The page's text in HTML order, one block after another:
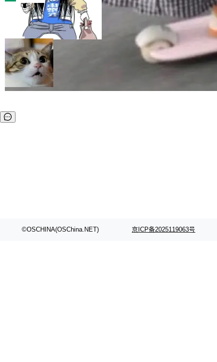
装完即用。 开源地址：Gitee · GitCode · GitHu
b 安装 支持 Java 8+（8~26）、macOS / Linu
x / Windows / Harmony PC。 # macOS / Linu
x / Harmony PC curl -fsSL https://solon.noea
r.org/solon...
体。企业级代码仓库通常包含数十万乃至数百万
个文件，其规模远超单次模型调用可承载的上下
文窗口。随着项目规模的持续扩张与代码历史的
不断累积，代码仓中的模块关系、接口契约、业
务逻辑等关键信息往往分散于数十乃至数百个文
件之中，形成高度复杂的知识关联网络。传统的
代码检索手段（如关键词匹配、目录遍历）仅能
在语法层面完成文本定位，难以触及代码的语义
理解大规模代码仓时面临显著"代码仓理解"瓶
颈。 代码仓深度理解服务（以下简称" CodeBas
一条“删库”命令跑 17 小时，算法工程
师删光 89TB 数据只为干私活
最高人民检察院8月4日公布了一起案件：北京一
名90后算法工程师王某，为了给自己接的私活腾
服务器空间，删光了公司AI游戏部门的全部核心
数据。 王某2024年1月入职东城区某科技公司AI
短剧部门，有互联网大厂背景。在公司内部架构
调整期间，部门三次通知全员将数据从A集群迁
数据。2024年9月3日下午4点，他使用此前登录
的账号密码进入A集群，输入了一条被程序员圈
局
©OSCHINA(OSChina.NET) 京ICP备2025119063号